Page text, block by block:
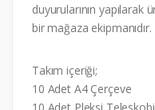
duyurularının yapılarak
bir mağaza ekipmanıdır.
Takım içeriği;
10 Adet A4 Çerçeve